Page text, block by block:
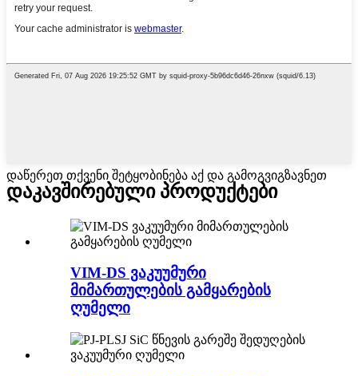
დაწერეთ თქვენი შეტყობინება აქ და გამოგვიგზავნეთ
დაკავშირებული პროდუქტები
VIM-DS ვაკუუმური
მიმართულების გამყარების
ღუმელი